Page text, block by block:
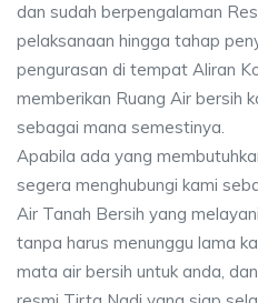
dan sudah berpengalaman
pelaksanaan hingga tahap
pengurasan di tempat Aliran
memberikan Ruang Air bersih
sebagai mana semestinya.
Apabila ada yang
segera menghubungi kami
Air Tanah Bersih yang
tanpa harus menunggu lama
mata air bersih untuk anda,